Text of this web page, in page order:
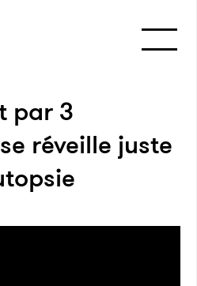
par 3
réveille juste